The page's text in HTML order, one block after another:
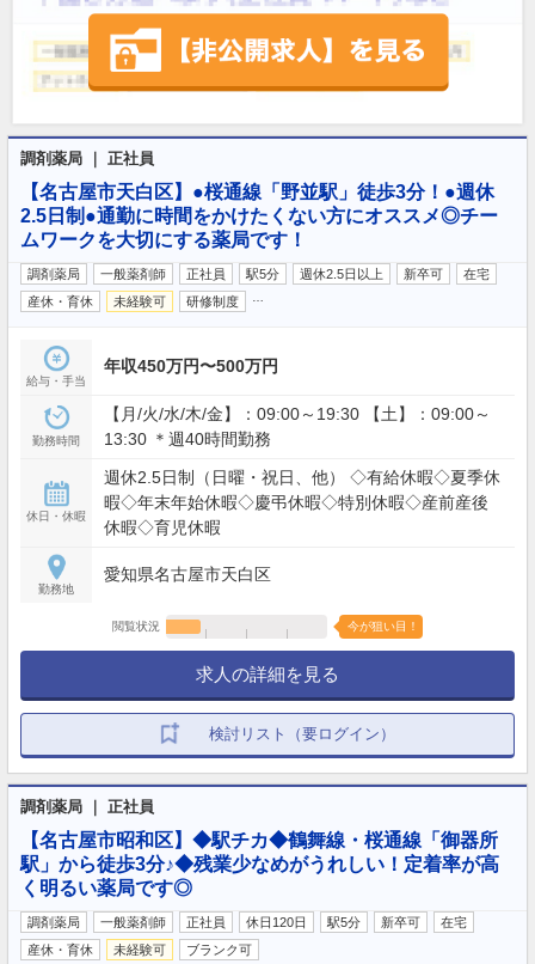
調剤薬局 ｜ 正社員
【名古屋市天白区】●桜通線「野並駅」徒歩3分！●週休
2.5日制●通勤に時間をかけたくない方にオススメ◎チー
ムワークを大切にする薬局です！
調剤薬局 一般薬剤師 正社員 駅5分 週休2.5日以上 新卒可
在宅
産休・育休
未経験可 研修制度
給与・手当
年収450万円〜500万円
勤務時間
【月/火/水/木/金】：09:00～19:30 【土】：09:00～
13:30 ＊週40時間勤務
休日・休暇
週休2.5日制（日曜・祝日、他） ◇有給休暇◇夏季休
暇◇年末年始休暇◇慶弔休暇◇特別休暇◇産前産後
休暇◇育児休暇
勤務地
愛知県名古屋市天白区
閲覧状況 今が狙い目！
求人の詳細を見る
検討リスト（要ログイン）
調剤薬局 ｜ 正社員
【名古屋市昭和区】◆駅チカ◆鶴舞線・桜通線「御器所
駅」から徒歩3分♪◆残業少なめがうれしい！定着率が高
く明るい薬局です◎
調剤薬局 一般薬剤師 正社員 休日120日 駅5分 新卒可
在宅
産休・育休
未経験可 ブランク可